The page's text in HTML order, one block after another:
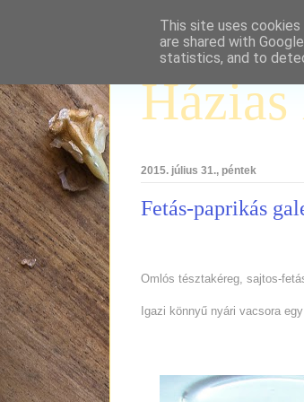
2015. július 31., péntek
Fetás-paprikás
Omlós tésztakéreg, sajtos-
Igazi könnyű nyári vacsora
This site uses
are shared with
statistics, and to